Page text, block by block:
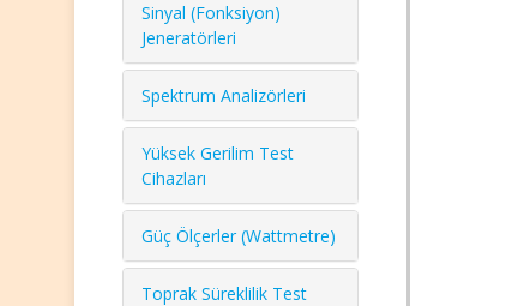
Sinyal (Fonksiyon)
Jeneratörleri
Spektrum Analizörleri
Yüksek Gerilim Test
Cihazları
Güç Ölçerler (Wattmetre)
Toprak Süreklilik Test